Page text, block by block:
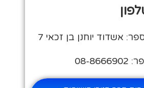
אשדוד יוחנן בן זכאי 7